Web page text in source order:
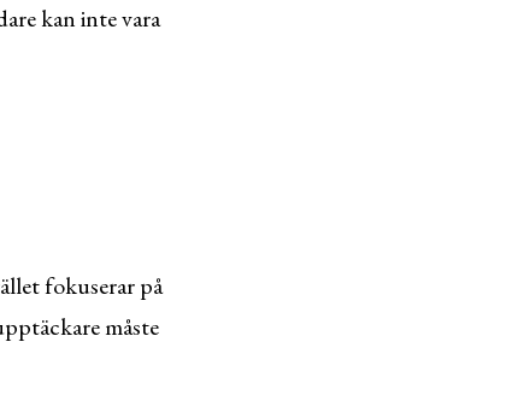
kan inte vara
fokuserar på
måste